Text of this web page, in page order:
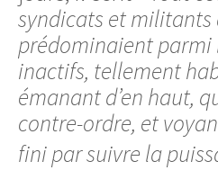
syndicats et militants
prédominaient parmi
inactifs, tellement
émanant d’en haut,
contre-ordre, et
fini par suivre la